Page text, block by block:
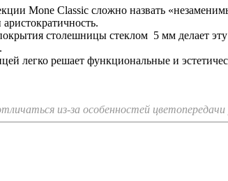
Mone Classic сложно назвать
столешницы стеклом 5 мм делает эту
легко решает функциональные и
из-за особенностей